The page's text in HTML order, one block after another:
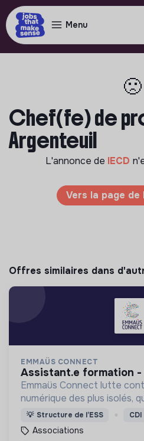
Menu
🙁
Chef(fe) de
Argenteuil
L'annonce de IECD
Vers la page
Offres similaires dans
EMMAÜS CONNECT
assistant.e formation
Emmaüs Connect lutte
numérique des plus isolés,
dématérialisation de la
quotidien.
💡 Structure de l’ESS CDI
Associations